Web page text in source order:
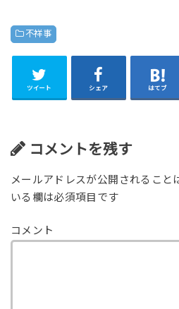
不祥事
ツイート シェア はてブ
コメントを残す
メールアドレスが公開されること
いる欄は必須項目です
コメント